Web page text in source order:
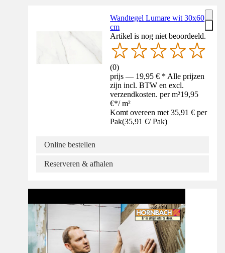
Wandtegel Lumare wit 30x60
cm
Artikel is nog niet beoordeeld.
(0)
prijs — 19,95 € * Alle prijzen
zijn incl. BTW en excl.
verzendkosten. per m²19,95
€*/ m²
Komt overeen met 35,91 € per
Pak(35,91 €/ Pak)
Online bestellen
Reserveren & afhalen